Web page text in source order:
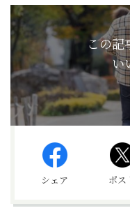
この記
い
シェア ポス